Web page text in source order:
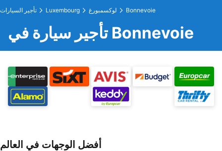
تأجير السيارات Luxembourg لوكسمبورغ Bonnevoie
تأجير سيارة في Bonnevoie
أفضل الوجهات في العالم